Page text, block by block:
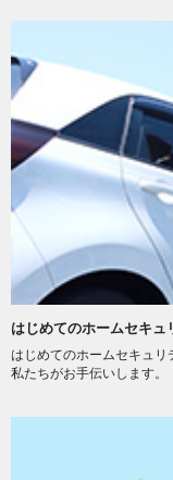
はじめてのホームセキュ
はじめてのホームセキュリ
私たちがお手伝いします。